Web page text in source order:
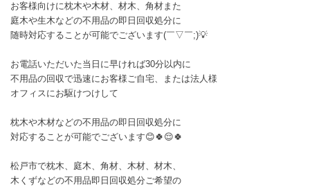
お客様向けに枕木や木材、材木、角材また
庭木や生木などの不用品の即日回収処分に
随時対応することが可能でございます(￣▽￣;)💡
お電話いただいた当日に早ければ30分以内に
不用品の回収で迅速にお客様ご自宅、または法人様
オフィスにお駆けつけして
枕木や木材などの不用品の即日回収処分に
対応することが可能でございます😊🍀😌🍀
松戸市で枕木、庭木、角材、木材、材木、
木くずなどの不用品即日回収処分ご希望の